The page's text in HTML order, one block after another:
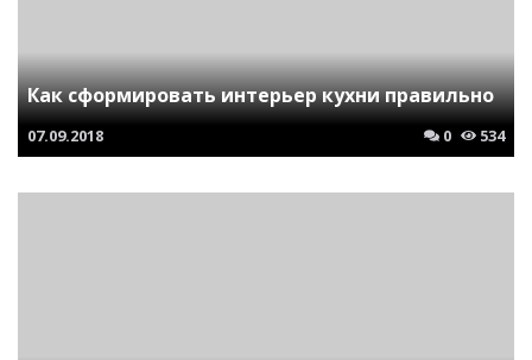
Как сформировать интерьер кухни правильно
07.09.2018 0 534